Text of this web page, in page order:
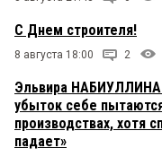
С Днем строителя!
8 августа 18:00 2
Эльвира
убыток себе
производствах, хотя
падает»